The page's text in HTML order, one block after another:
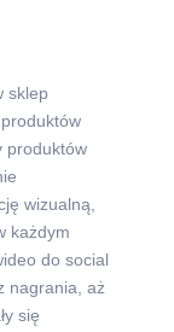
sklep
produktów
wizualną,
każdym
do social
nagrania, aż
się